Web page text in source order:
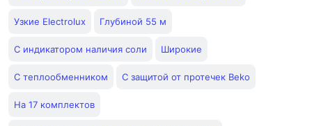
Узкие Electrolux Глубиной 55 м
С индикатором наличия соли Широкие
С теплообменником С защитой от протечек Beko
На 17 комплектов